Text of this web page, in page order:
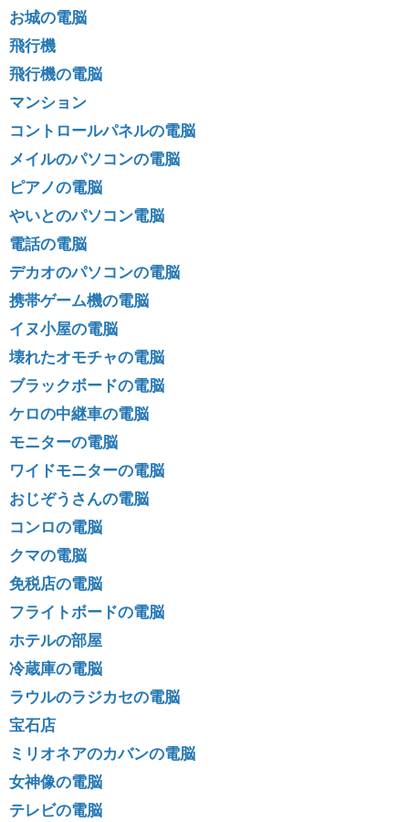
お城の電脳
飛行機
飛行機の電脳
マンション
コントロールパネルの電脳
メイルのパソコンの電脳
ピアノの電脳
やいとのパソコン電脳
電話の電脳
デカオのパソコンの電脳
携帯ゲーム機の電脳
イヌ小屋の電脳
壊れたオモチャの電脳
ブラックボードの電脳
ケロの中継車の電脳
モニターの電脳
ワイドモニターの電脳
おじぞうさんの電脳
コンロの電脳
クマの電脳
免税店の電脳
フライトボードの電脳
ホテルの部屋
冷蔵庫の電脳
ラウルのラジカセの電脳
宝石店
ミリオネアのカバンの電脳
女神像の電脳
テレビの電脳